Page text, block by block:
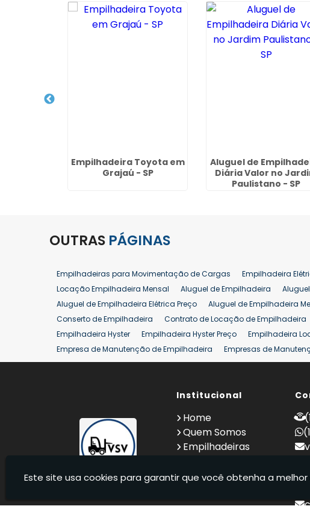
Empilhadeira Toyota em
Grajaú - SP
Aluguel de
Diária Valor no
Paulistano - SP
OUTRAS PÁGINAS
Empilhadeiras para Movimentação de Cargas Empilhadeira
Locação Empilhadeira Mensal
Aluguel de Empilhadeira
Aluguel de Empilhadeira Elétrica Preço
Aluguel de Empilhadeira
Conserto de Empilhadeira
Contrato de Locação de Empilhadeira
Empilhadeira Hyster
Empilhadeira Hyster Preço Empilhadeira
Empresa de Manutenção de Empilhadeira
Empresas de
Locação Empilhadeira Hyster
Locação Empilhadeira para
Comprar Empilhadeira Comprar
Locação de Empilhadeira 25 ton
Comprar Empilhadeira 25 ton
Institucional
Home
Quem Somos
Empilhadeiras
Informações
Este site usa cookies para garantir que você obtenha a melhor